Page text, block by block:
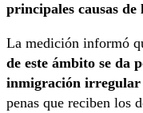
principales causas
La medición informó
de este ámbito se da
inmigración irregular
penas que reciben los